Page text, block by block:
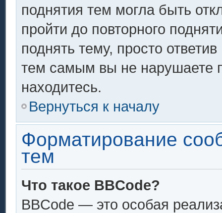
поднятия тем могла быть
пройти до повторного
поднять тему, просто
тем самым вы не нарушаете
находитесь.
Вернуться к началу
Форматирование
тем
Что такое BBCode?
BBCode — это особая